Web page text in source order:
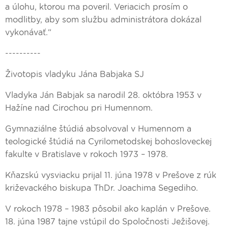
a úlohu, ktorou ma poveril. Veriacich prosím o
modlitby, aby som službu administrátora dokázal
vykonávať.“
----------
Životopis vladyku Jána Babjaka SJ
Vladyka Ján Babjak sa narodil 28. októbra 1953 v
Hažíne nad Cirochou pri Humennom.
Gymnaziálne štúdiá absolvoval v Humennom a
teologické štúdiá na Cyrilometodskej bohosloveckej
fakulte v Bratislave v rokoch 1973 – 1978.
Kňazskú vysviacku prijal 11. júna 1978 v Prešove z rúk
križevackého biskupa ThDr. Joachima Segediho.
V rokoch 1978 – 1983 pôsobil ako kaplán v Prešove.
18. júna 1987 tajne vstúpil do Spoločnosti Ježišovej.